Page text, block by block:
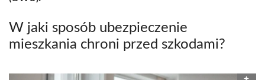
W jaki sposób ubezpieczenie
mieszkania chroni przed szkodami?